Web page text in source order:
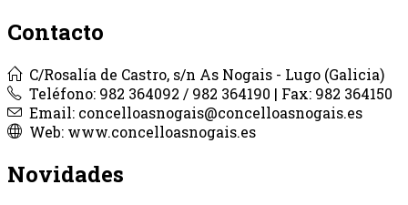
Contacto
C/Rosalía de Castro, s/n As Nogais - Lugo (Galicia)
Teléfono: 982 364092 / 982 364190 | Fax: 982 364150
Email: concelloasnogais@concelloasnogais.es
Web: www.concelloasnogais.es
Novidades